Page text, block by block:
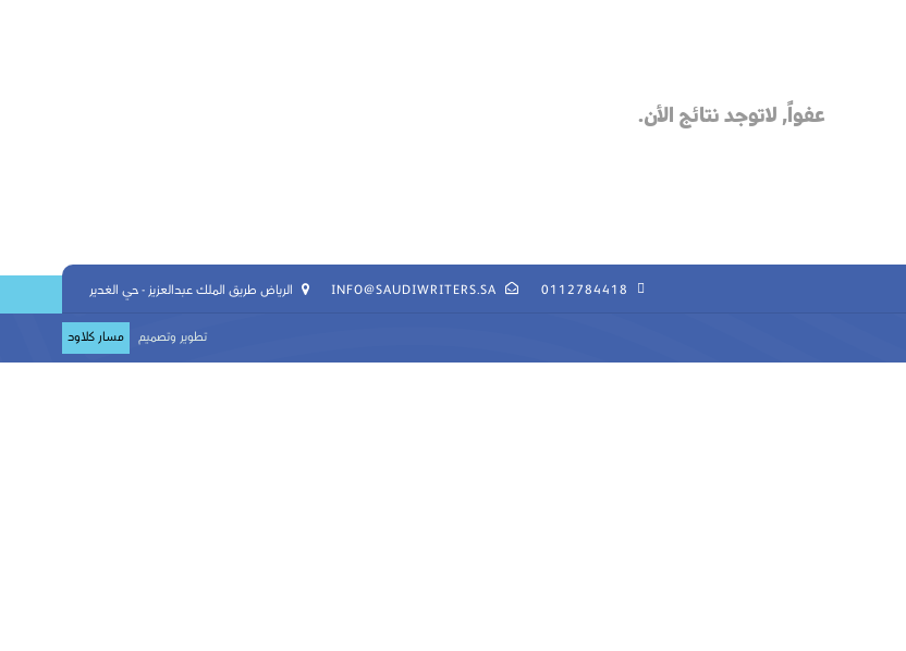
عفواً, لاتوجد نتائج الأن.
0112784418
INFO@SAUDIWRITERS.SA
الرياض طريق الملك عبدالعزيز - حي الغدير
تطوير وتصميم مسار كلاود